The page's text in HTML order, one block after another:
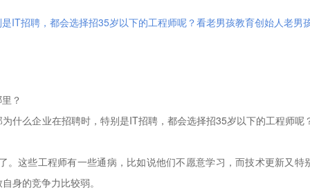
IT招聘，都会选择招35岁以下的工程师呢？看老男孩教育创始人老男
？
么企业在招聘时，特别是IT招聘，都会选择招35岁以下的工程师呢
些工程师有一些通病，比如说他们不愿意学习，而技术更新又特
身的竞争力比较弱。